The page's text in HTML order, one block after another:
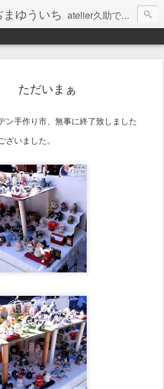
ゆういち atelier久助では土と火から暖かなモノたちを生み出しています。 ご覧になられた方が和んで頂ければ幸いです。
ただいまぁ
ン手作り市、無事に終了致しました
いました。